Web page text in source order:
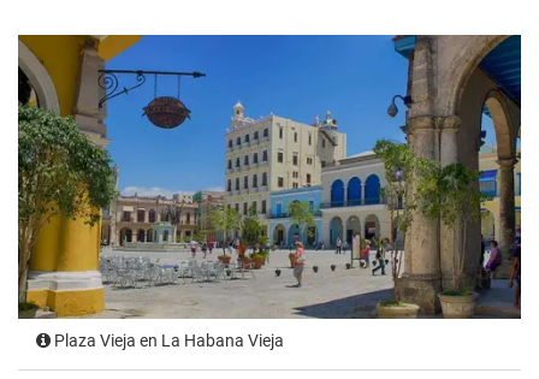
Plaza Vieja en La Habana Vieja